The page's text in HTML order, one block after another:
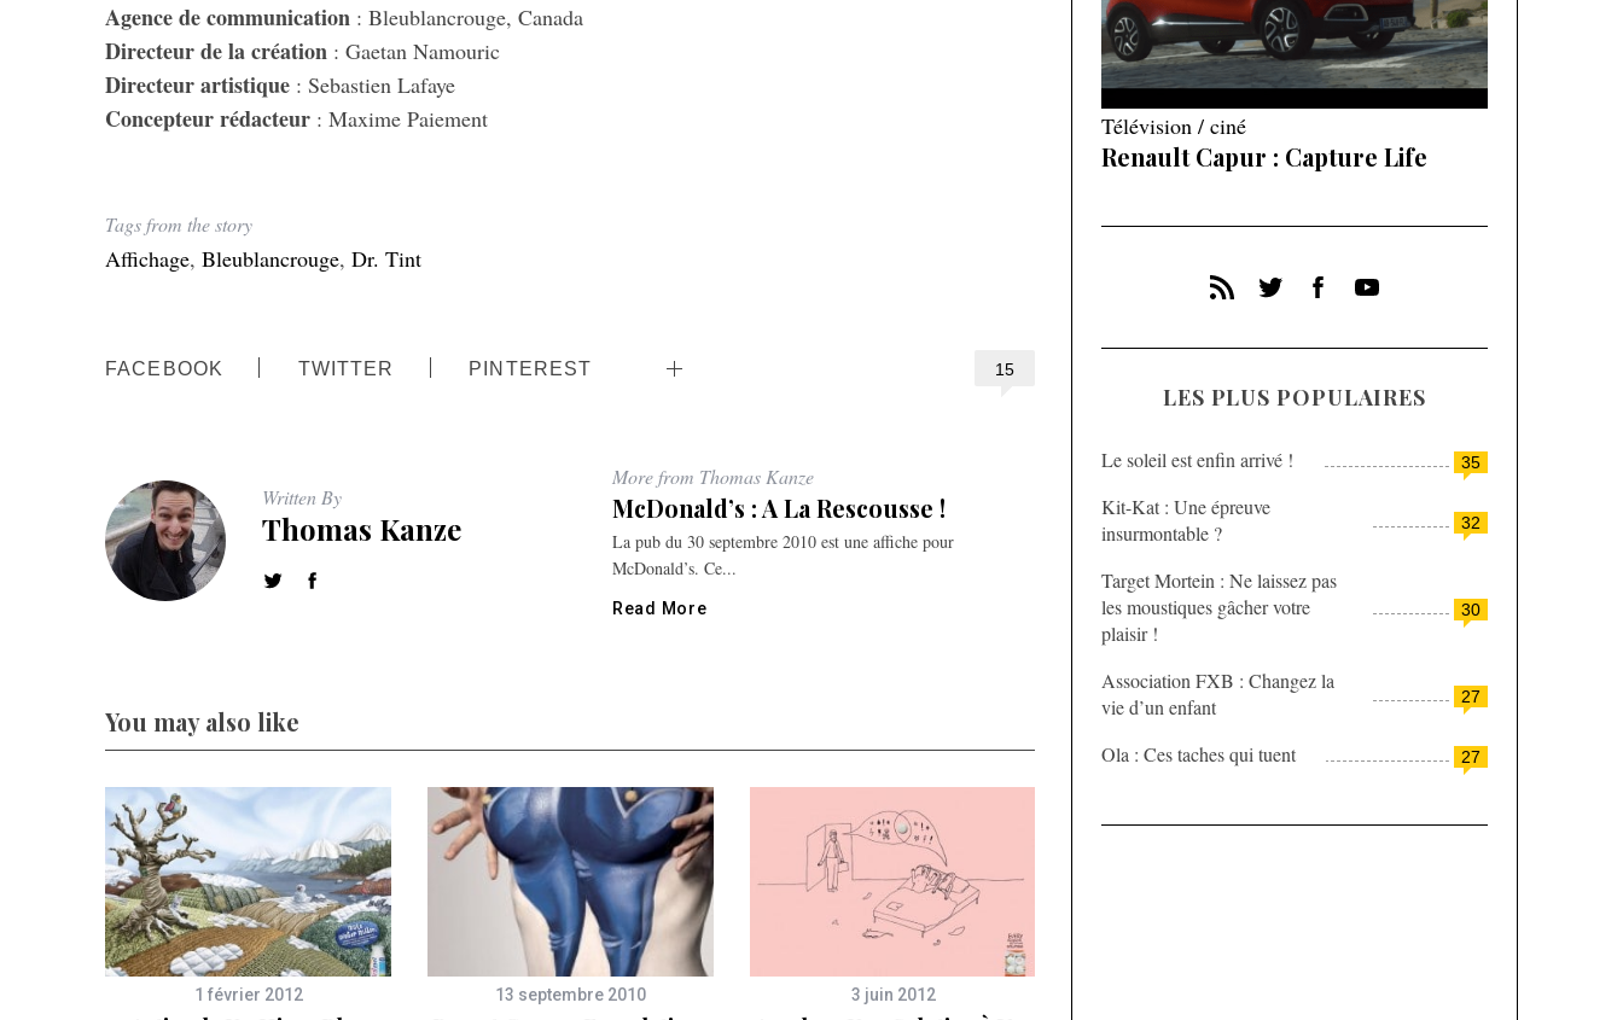
Agence de communication : Bleublancrouge, Canada
Directeur de la création : Gaetan Namouric
Directeur artistique : Sebastien Lafaye
Concepteur rédacteur : Maxime Paiement
Tags from the story
Affichage, Bleublancrouge, Dr. Tint
15
FACEBOOK TWITTER PINTEREST
Written By
Thomas Kanze
More from Thomas Kanze
McDonald’s : A La Rescousse !
La pub du 30 septembre 2010 est une affiche pour
McDonald’s. Ce...
Read More
You may also like
1 février 2012 13 septembre 2010 3 juin 2012
Télévision / ciné
Renault Capur : Capture Life
LES PLUS POPULAIRES
35
Le soleil est enfin arrivé !
32
Kit-Kat : Une épreuve
insurmontable ?
30
Target Mortein : Ne laissez pas
les moustiques gâcher votre
plaisir !
27
Association FXB : Changez la
vie d’un enfant
27
Ola : Ces taches qui tuent
S
e
a
r
c
h
f